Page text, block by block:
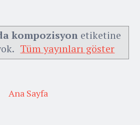
kompozisyon etiketine
Tüm yayınları göster
Ana Sayfa